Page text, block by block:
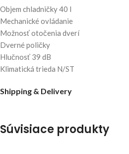
Objem chladničky 40 l
Mechanické ovládanie
Možnosť otočenia dverí
Dverné poličky
Hlučnosť 39 dB
Klimatická trieda N/ST
Shipping & Delivery
Súvisiace produkty